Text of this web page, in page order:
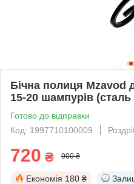
Бічна полиця Mzavod
15-20 шампурів
Готово до відправки
Код: 1997710100009
720 ₴ 900 ₴
Економія 180 ₴